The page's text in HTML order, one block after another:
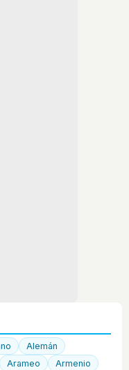
Alemán
Arameo
Armenio